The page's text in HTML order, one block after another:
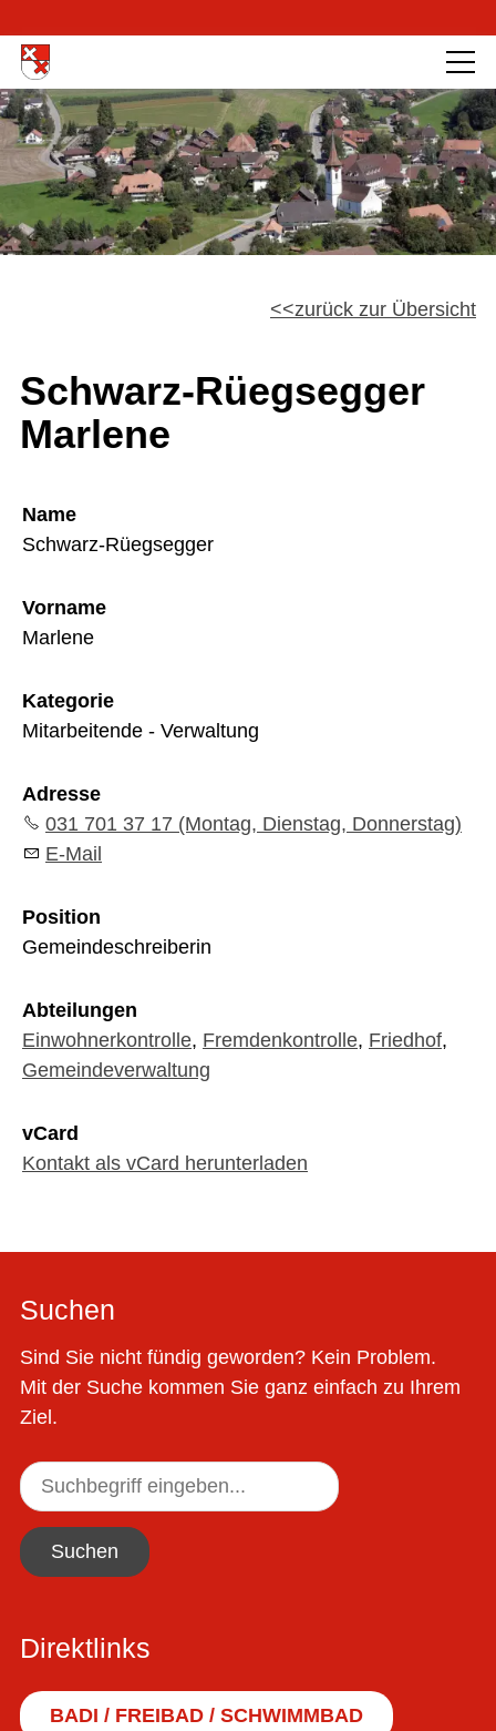
zurück zur Übersicht
Schwarz-Rüegsegger
Marlene
Name
Schwarz-Rüegsegger
Vorname
Marlene
Kategorie
Mitarbeitende - Verwaltung
Adresse
031 701 37 17 (Montag, Dienstag, Donnerstag)
E-Mail
Position
Gemeindeschreiberin
Abteilungen
Einwohnerkontrolle, Fremdenkontrolle, Friedhof,
Gemeindeverwaltung
vCard
Kontakt als vCard herunterladen
Direktlinks
BADI / FREIBAD / SCHWIMMBAD
Suchen
Sind Sie nicht fündig geworden? Kein Problem.
Mit der Suche kommen Sie ganz einfach zu Ihrem
Ziel.
Suchen